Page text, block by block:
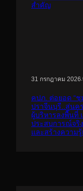
สำคัญ
31 กรกฎาคม 2026.
คปภ. ต่อยอด “
ปราจีนบุรี..สู่นค
ผู้บริหารลงพื้นที่
ประสบการณ์จริ
และสร้างความรู้